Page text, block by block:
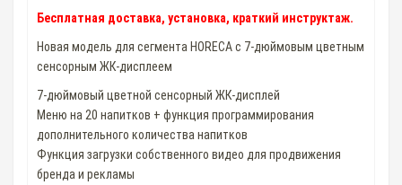
Бесплатная доставка, установка, краткий инструктаж.
Новая модель для сегмента HORECA с 7-дюймовым цветным
сенсорным ЖК-дисплеем
7-дюймовый цветной сенсорный ЖК-дисплей
Меню на 20 напитков + функция программирования
дополнительного количества напитков
Функция загрузки собственного видео для продвижения
бренда и рекламы